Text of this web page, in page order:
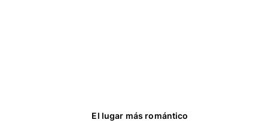
El lugar más romántico